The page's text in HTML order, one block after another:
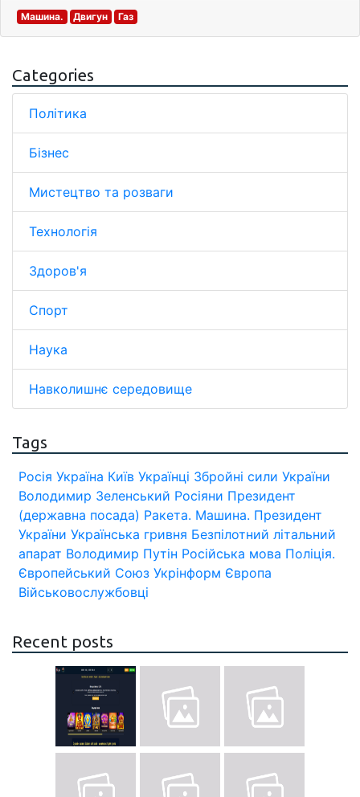
Машина. Двигун Газ
Categories
Політика
Бізнес
Мистецтво та розваги
Технологія
Здоров'я
Спорт
Наука
Навколишнє середовище
Tags
Росія Україна Київ Українці Збройні сили України
Володимир Зеленський Росіяни Президент
(державна посада) Ракета. Машина. Президент
України Українська гривня Безпілотний літальний
апарат Володимир Путін Російська мова Поліція.
Європейський Союз Укрінформ Європа
Військовослужбовці
Recent posts